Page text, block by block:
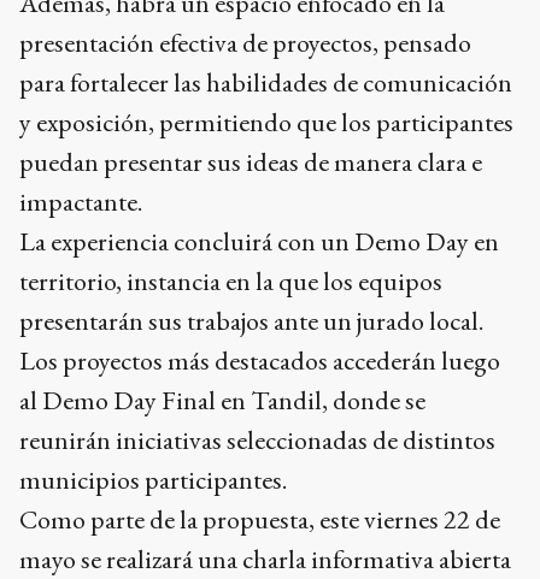
presentación efectiva de proyectos, pensado
para fortalecer las habilidades de comunicación
y exposición, permitiendo que los participantes
puedan presentar sus ideas de manera clara e
impactante.
La experiencia concluirá con un Demo Day en
territorio, instancia en la que los equipos
presentarán sus trabajos ante un jurado local.
Los proyectos más destacados accederán luego
al Demo Day Final en Tandil, donde se
reunirán iniciativas seleccionadas de distintos
municipios participantes.
Como parte de la propuesta, este viernes 22 de
mayo se realizará una charla informativa abierta